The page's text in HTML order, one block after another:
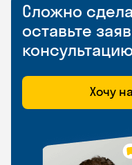
Сложно
оставьте
Хочу